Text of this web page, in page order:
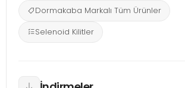
Dormakaba Markalı Tüm Ürünler
Selenoid Kilitler